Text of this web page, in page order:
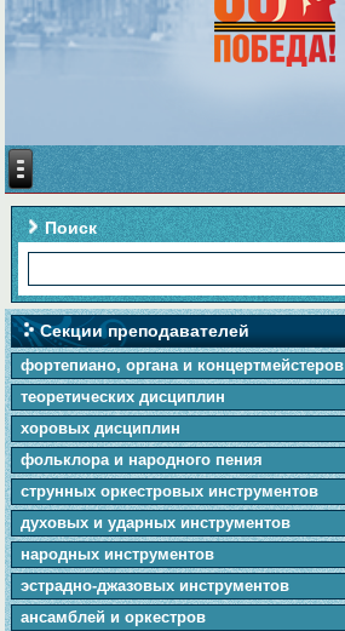
Поиск
Секции преподавателей
фортепиано, органа и концертмейстеров
теоретических дисциплин
хоровых дисциплин
фольклора и народного пения
cтpунныx оркестровых инструментов
духовых и ударных инструментов
народных инструментов
эстрадно-джазовых инструментов
ансамблей и оркестров